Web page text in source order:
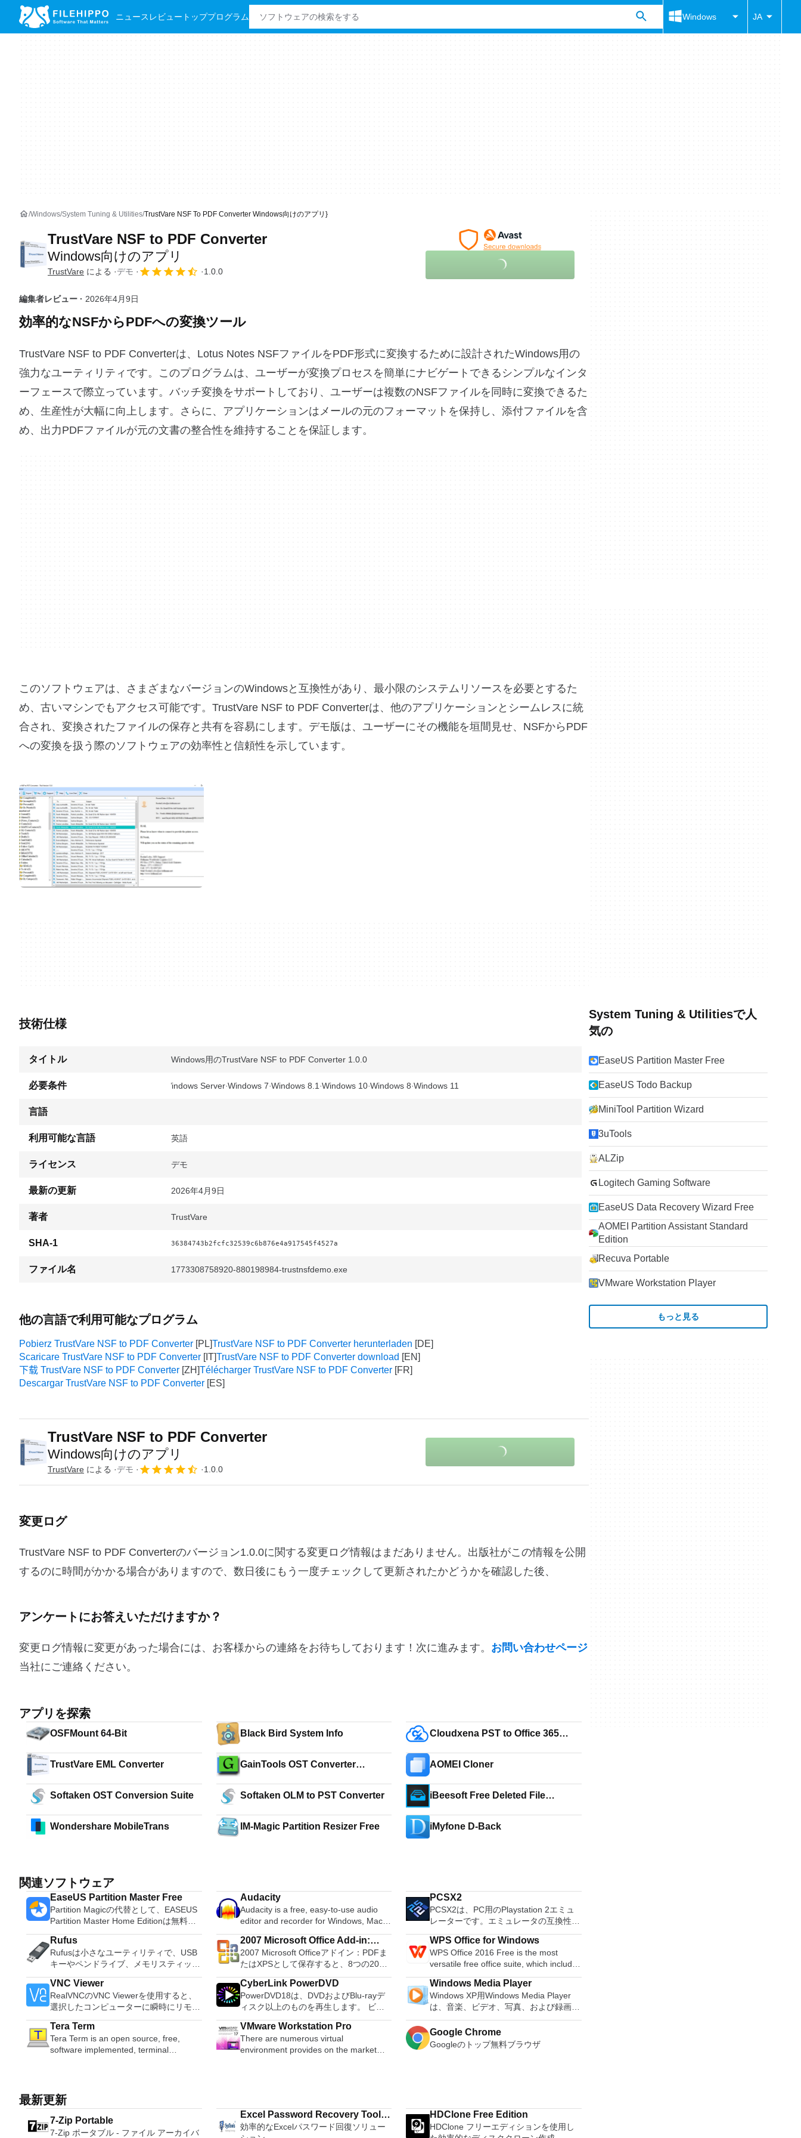
ニュース レビュー トッププログラム Windows JA
Windows System Tuning & Utilities TrustVare NSF To PDF Converter Windows向けのアプリ}
TrustVare NSF to PDF Converter
Windows向けのアプリ
TrustVare による デモ 1.0.0
編集者レビュー · 2026年4月9日
効率的なNSFからPDFへの変換ツール
TrustVare NSF to PDF Converterは、Lotus Notes NSFファイルをPDF形式に変換するために設計されたWindows用の
強力なユーティリティです。このプログラムは、ユーザーが変換プロセスを簡単にナビゲートできるシンプルなインタ
ーフェースで際立っています。バッチ変換をサポートしており、ユーザーは複数のNSFファイルを同時に変換できるた
め、生産性が大幅に向上します。さらに、アプリケーションはメールの元のフォーマットを保持し、添付ファイルを含
め、出力PDFファイルが元の文書の整合性を維持することを保証します。
このソフトウェアは、さまざまなバージョンのWindowsと互換性があり、最小限のシステムリソースを必要とするた
め、古いマシンでもアクセス可能です。TrustVare NSF to PDF Converterは、他のアプリケーションとシームレスに統
合され、変換されたファイルの保存と共有を容易にします。デモ版は、ユーザーにその機能を垣間見せ、NSFからPDF
への変換を扱う際のソフトウェアの効率性と信頼性を示しています。
技術仕様
タイトル Windows用のTrustVare NSF to PDF Converter 1.0.0
必要条件 Windows Server Windows 7 Windows 8.1 Windows 10 Windows 8 Windows 11
言語
利用可能な言語 英語
ライセンス デモ
最新の更新 2026年4月9日
著者 TrustVare
SHA-1 36384743b2fcfc32539c6b876e4a917545f4527a
ファイル名 1773308758920-880198984-trustnsfdemo.exe
他の言語で利用可能なプログラム
Pobierz TrustVare NSF to PDF Converter
TrustVare NSF to PDF Converter herunterladen
Scaricare TrustVare NSF to PDF Converter
TrustVare NSF to PDF Converter download
下载 TrustVare NSF to PDF Converter
Télécharger TrustVare NSF to PDF Converter
Descargar TrustVare NSF to PDF Converter
TrustVare NSF to PDF Converter
Windows向けのアプリ
TrustVare による デモ 1.0.0
変更ログ
TrustVare NSF to PDF Converterのバージョン1.0.0に関する変更ログ情報はまだありません。出版社がこの情報を公開
するのに時間がかかる場合がありますので、数日後にもう一度チェックして更新されたかどうかを確認した後、
アンケートにお答えいただけますか？
変更ログ情報に変更があった場合には、お客様からの連絡をお待ちしております！次に進みます。 お問い合わせページ
当社にご連絡ください。
アプリを探索
OSFMount 64-Bit Black Bird System Info
Cloudxena PST to Office 365
TrustVare EML Converter
GainTools OST Converter
Software
AOMEI Cloner
Softaken OST Conversion Suite Softaken OLM to PST Converter
iBeesoft Free Deleted File
Wondershare MobileTrans
IM-Magic Partition Resizer Free iMyfone D-Back
関連ソフトウェア
EaseUS Partition Master Free
Partition Magicの代替として、EASEUS
Partition Master Home Editionは無料の
オールインワンパーティションソリュー
ションおよびディスク管理ユーティリテ
ィです。パーティションの拡張（特にシ
ステムドライブ用）、ディスク領域の管
理、MBRおよびGUIDパーティションテ
ーブル（GPT）ディスクのディスク領域
不足の問題の解決を可能にします。 パ
ーティションのサイズ変更/移動システ
ムドライブを拡張するディスクとパーテ
ィションをコピーパーティションをマー
ジ分割パーティション空き領域を再分配
するダイナミックディスクの変換パーテ
Audacity
Audacity is a free, easy-to-use audio
editor and recorder for Windows, Mac
OS X, GNU/Linux and other operating
systems. You can use Audacity to:
Record live audio. Convert tapes and
records into digital recordings or CDs.
Edit Ogg Vorbis, MP3, WAV or AIFF
sound files. Cut, copy, splice or mix
sounds together. Change the speed or
pitch of a recording. Add new effects
with LADSPA plug-ins. And more!
PCSX2
PCSX2は、PC用のPlaystation 2エミュ
レーターです。エミュレータの互換性率
は、プレイ可能なすべてのPS2ゲームの
80％以上を誇っています。かなり強力な
コンピューターを所有している場合、
PCSX2は優れたエミュレーターです。
また、このアプリケーションはローエン
ドコンピューターのサポートも提供する
ため、Playstation 2コンソールのすべて
の所有者は、PCで動作するゲームを見
ることができます。 PCSX2エミュレー
ターを使用すると、PS2コントローラー
を使用して、本物のプレイステーション
す。 Savestates：ボタンを1つ押すだけ
で、ゲームの現在の「状態」を保存でき
Rufus
Rufusは小さなユーティリティで、USB
キーやペンドライブ、メモリスティック
などの起動可能なUSBフラッシュドライ
ブをフォーマットおよび作成できます。
Rufusは、次のシナリオで役立ちます。
Windows、Linux、およびUEFI用の起動
可能なISOからUSBインストールメディ
アを作成する必要がある場合。 OSがイ
ンストールされていないシステムで作業
する必要がある場合。 BIOSまたはその
合。 Rufusは次の* ISOで動作します：
Arch Linux、Archbang、BartPE /
pebuilder、CentOS、Damn Small
Linux、Fedora、FreeDOS、Gentoo、
2007 Microsoft Office Add-in:
Microsoft Save as PDF or XPS
2007 Microsoft Officeアドイン：PDFま
たはXPSとして保存すると、8つの2007
Microsoft OfficeプログラムでPDFおよび
XPS形式にエクスポートして保存できま
す。このツールを使用すると、これらの
プログラムのサブセットでPDF形式およ
びXPS形式の電子メール添付ファイルと
して送信することもできます（特定の機
能はプログラムによって異なります）。
このダウンロードは、次のOfficeプログ
2007。 Microsoft Office PowerPoint
2007。 Microsoft Office Publisher
2007。 Microsoft Office Visio 2007。
WPS Office for Windows
WPS Office 2016 Free is the most
versatile free office suite, which includes
free word processor, spreadsheet
program and presentation maker. With
these three programs you will easily be
able to deal with any office related
tasks. WPS Office 2016 Free has
multiple language support for English,
French, German, Spanish,
such as the paragraph adjustment tool
and multiple tabbed feature. It also has
a PDF converter, spell check and word
VNC Viewer
RealVNCのVNC Viewerを使用すると、
選択したコンピューターに瞬時にリモー
トアクセスできます。 Mac、Windows
PC、またはLinuxマシン、世界中のどこ
からでも。 VNC Viewerを使用すると、
コンピューターのデスクトップを表示し
ンストールと使用が簡単です。制御した
いデバイスでインストーラーを実行し、
指示に従ってください。オプションで、
Windowsでのリモート展開に使用可能な
CyberLink PowerDVD
PowerDVD18は、DVDおよびBlu-rayデ
ィスク以上のものを再生します。 ビデ
オ、オーディオ、写真、VR 360°コンテ
ンツ、さらにはYouTubeやVimeoにとっ
ても、PowerDVD18は重要なエンターテ
イメントの仲間です。 Ultra HD HDR TV
比類のない再生サポートと独自の強化に
より、どこにいても簡単にリラックスで
きます。 新機能は次のとおりです。 4K
Windows Media Player
Windows XP用Windows Media Player
は、音楽、ビデオ、写真、および録画し
たテレビ番組などすべてを保存して楽し
む最適な機能を搭載しています。 再
生、表示、外出先で楽しむためのポータ
ブル デバイスとの同期、さらには家中
をより多く - デジタル音楽体験がさらに
楽しくなります。 エンターテイメント
をすべて1つの場所に - 音楽、ビデオ、
Tera Term
Tera Term is an open source, free,
software implemented, terminal
supports telnet, SSH 1 & 2 and serial
port connections. It also has a built-in
macro scripting language and some
other useful plugins. Key features
VMware Workstation Pro
There are numerous virtual
environment provides on the market
most reliable app when it comes to
evaluating a new OS, or new software
apps and patches, in an isolated and
Google Chrome
Googleのトップ無料ブラウザ
最新更新
7-Zip Portable
7-Zip ポータブル - ファイル アーカイバ
Excel Password Recovery Tool
by SysTools
効率的なExcelパスワード回復ソリュー
HDClone Free Edition
HDClone フリーエディションを使用し
System Tuning & Utilitiesで人
気の
EaseUS Partition Master Free
EaseUS Todo Backup
MiniTool Partition Wizard
3uTools
ALZip
Logitech Gaming Software
EaseUS Data Recovery Wizard Free
AOMEI Partition Assistant Standard
Edition
Recuva Portable
VMware Workstation Player
もっと見る